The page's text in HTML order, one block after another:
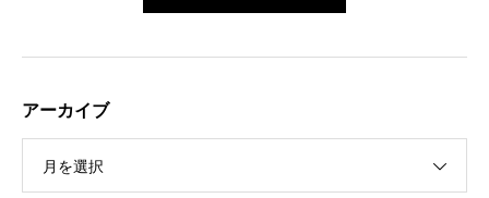
アーカイブ
月を選択